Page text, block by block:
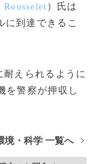
Rousselet ）氏は
に到達できるこ
えられるように
を警察が押収し
境・科学 一覧へ >